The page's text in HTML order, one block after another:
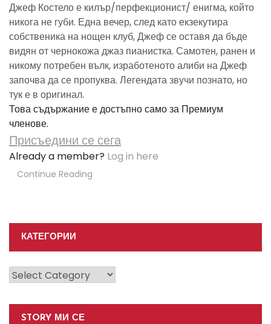
Джеф Костело е килър/перфекционист/ енигма, който
никога не губи. Една вечер, след като екзекутира
собственика на нощен клуб, Джеф се оставя да бъде
видян от чернокожа джаз пианистка. Самотен, ранен и
никому потребен вълк, изработеното алиби на Джеф
започва да се пропуква. Легендата звучи познато, но
тук е в оригинал.
Това съдържание е достъпно само за Премиум
членове.
Присъедини се сега
Already a member? Log in here
Continue Reading
КАТЕГОРИИ
Категории
STORY МИ СЕ